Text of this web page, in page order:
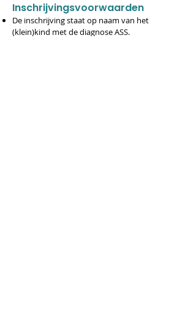
​​​​​Inschrijvingsvoorwaarden
​De inschrijving staat op naam van het
(klein)kind met de diagnose ASS.